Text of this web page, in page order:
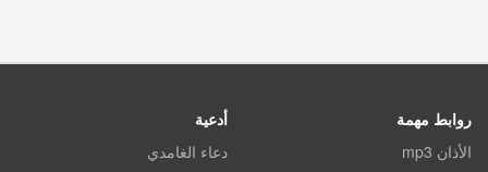
روابط مهمة
الأذان mp3
أدعية
دعاء الغامدي